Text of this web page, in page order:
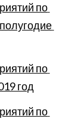
по
по
год
по